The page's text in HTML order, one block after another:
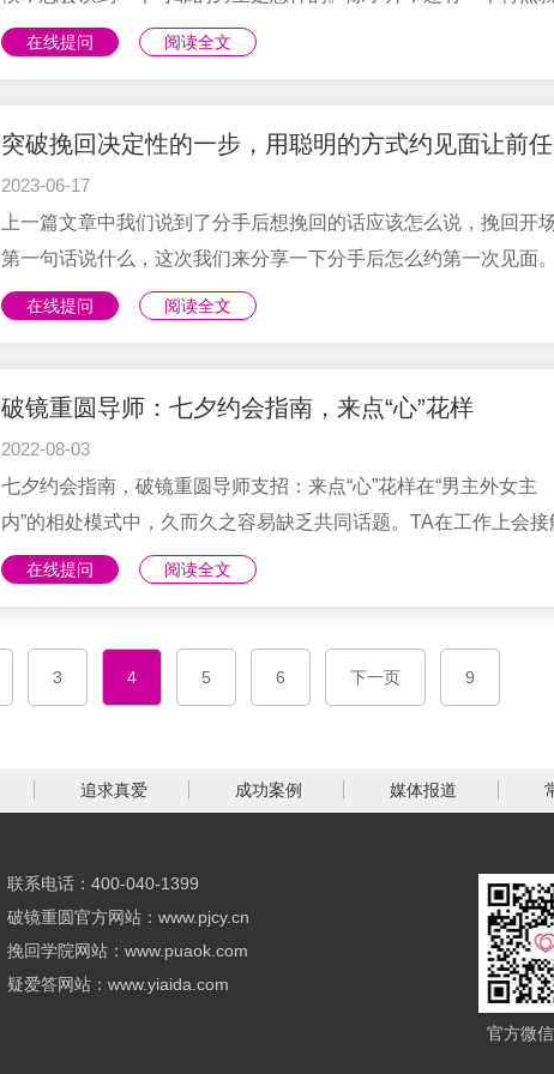
既干净又整洁，可以成为一个全方面强调"干净整洁"的男人。大多
你认为只要做到这些就算是令女生满意的”干净”吗？大错特错！许
人看上去漂亮光鲜，实际上他们的家里却像猪窝一样乱糟糟的。你
为邀请姑娘来家里，只要整理好房间就够了？实际上，还有很多要
意的细节。朋友们，请......
在线提问 阅读全文
2023-06-17
上一篇文章中我们说到了分手后想挽回的话应该怎么说，挽回开
第一句话说什么，这次我们来分享一下分手后怎么约第一次见面
挽回的过程中不管是对方爱理不理还是聊得热火朝天，不约出来见
态决定的。1.前任很抗拒与你联系就以归还物品作为见面理由。你
以找借口归还对方留在你那的物品，或者拿回你送给对方的礼物，
果是礼物的话用归还作为借口对方可能不一定接受。所以最好要斟
一下拿的是什么东西才会......
在线提问 阅读全文
破镜重圆导师：七夕约会指南，来点“心”花样
2022-08-03
七夕约会指南，破镜重圆导师支招：来点“心”花样在“男主外女主
内”的相处模式中，久而久之容易缺乏共同话题。TA在工作上会接
很多人和事，因此你也要去提升自己，包括内在价值、外在价值和
在线提问 阅读全文
3 4 5 6 下一页 9
追求真爱 成功案例 媒体报道
联系电话：400-040-1399
破镜重圆官方网站：www.pjcy.cn
挽回学院网站：www.puaok.com
疑爱答网站：www.yiaida.com
官方微